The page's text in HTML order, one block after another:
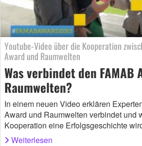
Youtube-Video über die Kooperation
Award und Raumwelten
Was verbindet den FAMAB
Raumwelten?
In einem neuen Video erklären
Award und Raumwelten verbindet und
Kooperation eine Erfolgsgeschichte
Weiterlesen